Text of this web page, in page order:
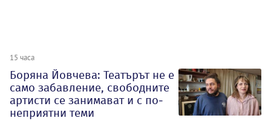
15 часа
Боряна Йовчева: Театърът не е
само забавление, свободните
артисти се занимават и с по-
неприятни теми